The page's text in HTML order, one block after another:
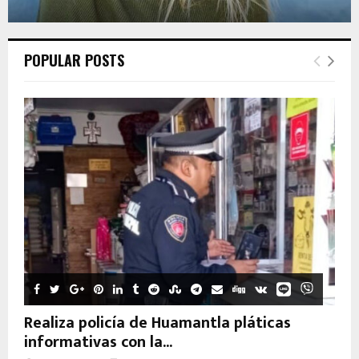
POPULAR POSTS
Realiza policía de Huamantla pláticas
informativas con la...